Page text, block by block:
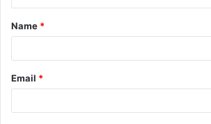
Name *
Email *